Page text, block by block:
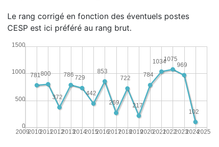
Le rang corrigé en fonction des éventuels postes
CESP est ici préféré au rang brut.
20092010201120122013201420152016201720182019202020212022202320242025
0
500
1000
1500
102
969
1075
1034
784
217
722
269
853
442
729
786
372
800
781